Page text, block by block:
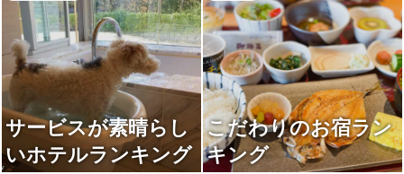
サービスが素晴らし
いホテルランキング
こだわりのお宿ラン
キング